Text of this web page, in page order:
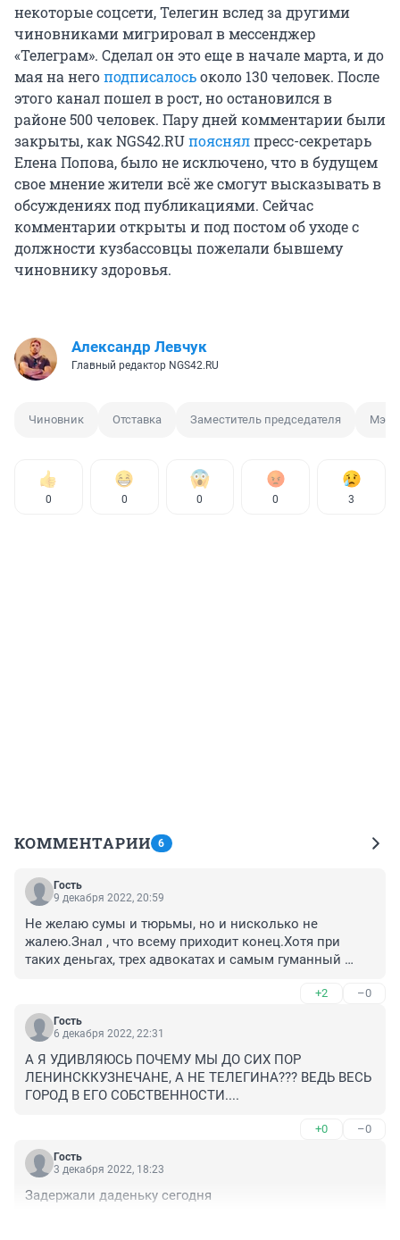
некоторые соцсети, Телегин вслед за другими
чиновниками мигрировал в мессенджер
«Телеграм». Сделал он это еще в начале марта, и до
мая на негоподписалосьоколо 130 человек. После
этого канал пошел в рост, но остановился в
районе 500 человек. Пару дней комментарии были
закрыты, как NGS42.RUпояснялпресс-секретарь
Елена Попова, было не исключено, что в будущем
свое мнение жители всё же смогут высказывать в
обсуждениях под публикациями. Сейчас
комментарии открыты и под постом об уходе с
должности кузбассовцы пожелали бывшему
чиновнику здоровья.
Александр Левчук
Главный редактор NGS42.RU
Чиновник Отставка Заместитель председателя Мэр
0 0 0 0 3
КОММЕНТАРИИ 6
Гость
9 декабря 2022, 20:59
Не желаю сумы и тюрьмы, но и нисколько не
жалею.Знал , что всему приходит конец.Хотя при
таких деньгах, трех адвокатах и самым гуманный
если бы украл 3 тысячи, тогда-да. Получил бы как
любой неимущий.
+2 –0
Гость
6 декабря 2022, 22:31
А Я УДИВЛЯЮСЬ ПОЧЕМУ МЫ ДО СИХ ПОР
ЛЕНИНСККУЗНЕЧАНЕ, А НЕ ТЕЛЕГИНА??? ВЕДЬ ВЕСЬ
ГОРОД В ЕГО СОБСТВЕННОСТИ....
+0 –0
Гость
3 декабря 2022, 18:23
Задержали даденьку сегодня